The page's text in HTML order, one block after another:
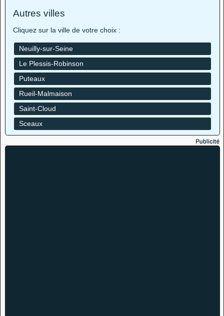
Autres villes
Cliquez sur la ville de votre choix :
Neuilly-sur-Seine
Le Plessis-Robinson
Puteaux
Rueil-Malmaison
Saint-Cloud
Sceaux